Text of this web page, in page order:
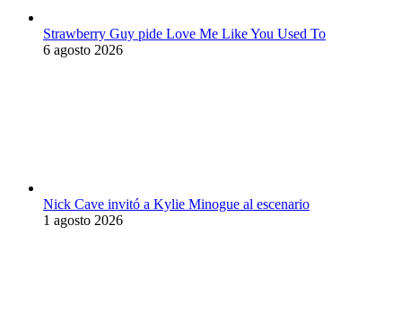
Strawberry Guy pide Love Me Like You Used To
6 agosto 2026
Nick Cave invitó a Kylie Minogue al escenario
1 agosto 2026